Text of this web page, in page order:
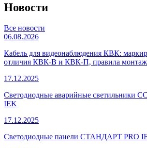
Новости
Все новости
06.08.2026
Кабель для видеонаблюдения КВК:
отличия КВК-В и КВК-П, правила
17.12.2025
Светодиодные аварийные светильники
IEK
17.12.2025
Светодиодные панели СТАНДАРТ PRO